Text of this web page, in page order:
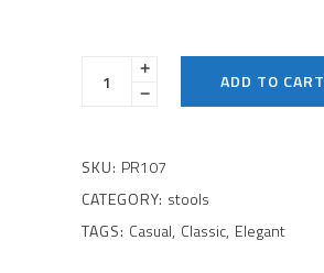
ADD TO CART
SKU: PR107
CATEGORY: stools
TAGS: Casual, Classic, Elegant